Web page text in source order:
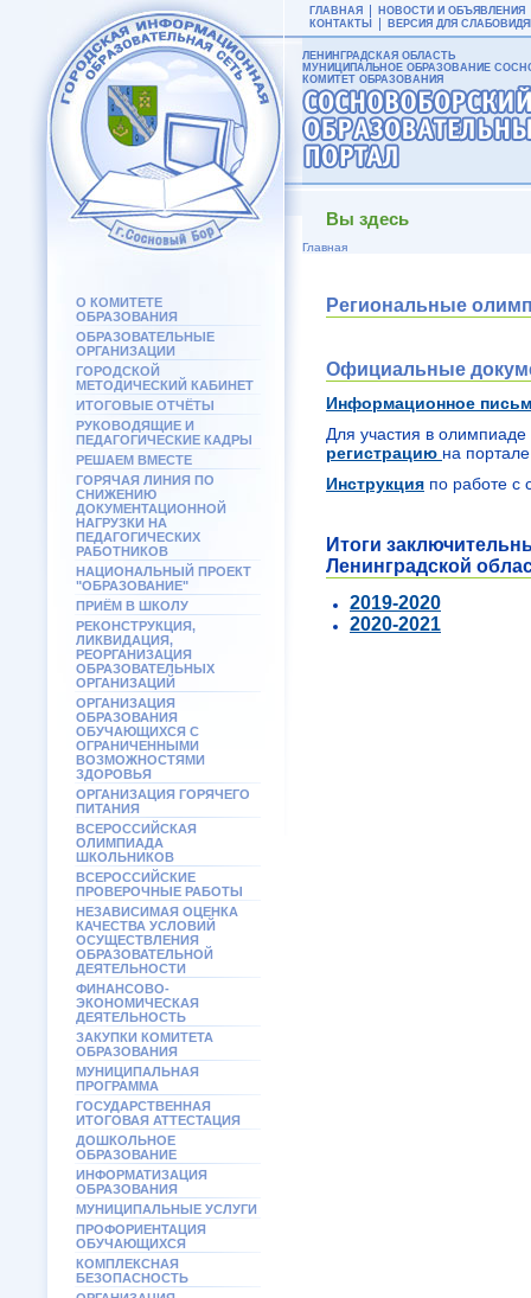
О КОМИТЕТЕ
ОБРАЗОВАНИЯ
ОБРАЗОВАТЕЛЬНЫЕ
ОРГАНИЗАЦИИ
ГОРОДСКОЙ
МЕТОДИЧЕСКИЙ КАБИНЕТ
ИТОГОВЫЕ ОТЧЁТЫ
РУКОВОДЯЩИЕ И
ПЕДАГОГИЧЕСКИЕ КАДРЫ
РЕШАЕМ ВМЕСТЕ
ГОРЯЧАЯ ЛИНИЯ ПО
СНИЖЕНИЮ
ДОКУМЕНТАЦИОННОЙ
НАГРУЗКИ НА
ПЕДАГОГИЧЕСКИХ
РАБОТНИКОВ
НАЦИОНАЛЬНЫЙ ПРОЕКТ
"ОБРАЗОВАНИЕ"
ПРИЁМ В ШКОЛУ
РЕКОНСТРУКЦИЯ,
ЛИКВИДАЦИЯ,
РЕОРГАНИЗАЦИЯ
ОБРАЗОВАТЕЛЬНЫХ
ОРГАНИЗАЦИЙ
ОРГАНИЗАЦИЯ
ОБРАЗОВАНИЯ
ОБУЧАЮЩИХСЯ С
ОГРАНИЧЕННЫМИ
ВОЗМОЖНОСТЯМИ
ЗДОРОВЬЯ
ОРГАНИЗАЦИЯ ГОРЯЧЕГО
ПИТАНИЯ
ВСЕРОССИЙСКАЯ
ОЛИМПИАДА
ШКОЛЬНИКОВ
ВСЕРОССИЙСКИЕ
ПРОВЕРОЧНЫЕ РАБОТЫ
НЕЗАВИСИМАЯ ОЦЕНКА
КАЧЕСТВА УСЛОВИЙ
ОСУЩЕСТВЛЕНИЯ
ОБРАЗОВАТЕЛЬНОЙ
ДЕЯТЕЛЬНОСТИ
ФИНАНСОВО-
ЭКОНОМИЧЕСКАЯ
ДЕЯТЕЛЬНОСТЬ
ЗАКУПКИ КОМИТЕТА
ОБРАЗОВАНИЯ
МУНИЦИПАЛЬНАЯ
ПРОГРАММА
ГОСУДАРСТВЕННАЯ
ИТОГОВАЯ АТТЕСТАЦИЯ
ДОШКОЛЬНОЕ
ОБРАЗОВАНИЕ
ИНФОРМАТИЗАЦИЯ
ОБРАЗОВАНИЯ
МУНИЦИПАЛЬНЫЕ УСЛУГИ
ПРОФОРИЕНТАЦИЯ
ОБУЧАЮЩИХСЯ
КОМПЛЕКСНАЯ
БЕЗОПАСНОСТЬ
ГЛАВНАЯ
НОВОСТИ И ОБЪЯВЛЕНИЯ
КОНТАКТЫ
ВЕРСИЯ ДЛЯ
ЛЕНИНГРАДСКАЯ ОБЛАСТЬ
МУНИЦИПАЛЬНОЕ ОБРАЗОВАНИЕ
КОМИТЕТ ОБРАЗОВАНИЯ
Вы здесь
Главная
Региональные
Официальные
Информационное
Для участия в
регистрацию на
Инструкция по работе с
Итоги
Ленинградской
2019-2020
2020-2021